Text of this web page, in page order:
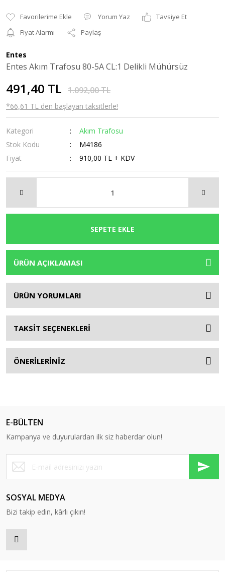
Yorum Yaz
Tavsiye Et
Fiyat Alarmı
Paylaş
Entes
Entes Akım Trafosu 80-5A CL:1 Delikli Mühürsüz
491,40 TL 1.092,00 TL
*66,61 TL den başlayan taksitlerle!
Kategori
Akım Trafosu
Stok Kodu
M4186
Fiyat
910,00 TL + KDV
SEPETE EKLE
ÜRÜN AÇIKLAMASI
ÜRÜN YORUMLARI
TAKSİT SEÇENEKLERİ
ÖNERİLERİNİZ
E-BÜLTEN
Kampanya ve duyurulardan ilk siz haberdar olun!
SOSYAL MEDYA
Bizi takip edin, kârlı çıkın!